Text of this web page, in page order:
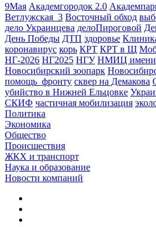
9Мая Академгородок 2.0
Ветлужская_3 Восточный обход
дело Украинцева делоПироговой
День Победы ДТП здоровье
коронавирус корь КРТ КРТ в Щ
НГ-2026 НГ2025 НГУ НМИЦ имени
Новосибирский зоопарк
помощь_фронту сквер на Демакова
убийство в Нижней Ельцовке
СКИФ частичная мобилизация
Политика
Экономика
Общество
Происшествия
ЖКХ и транспорт
Наука и образование
Новости компаний